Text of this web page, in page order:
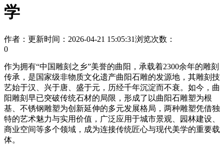
学
作者： 更新时间：2026-04-21 15:05:31浏览次数：
0
作为拥有“中国雕刻之乡”美誉的曲阳，承载着2300余年的雕刻
传承，是国家级非物质文化遗产曲阳石雕的发源地，其雕刻技
艺始于汉、兴于唐、盛于元，历经千年沉淀而不衰。如今，曲
阳雕刻早已突破传统石材的局限，形成了以曲阳石雕塑为根
基、不锈钢雕塑为创新延伸的多元发展格局，两种雕塑凭借独
特的艺术魅力与实用价值，广泛应用于城市景观、园林建设、
商业空间等多个领域，成为连接传统匠心与现代美学的重要载
体。